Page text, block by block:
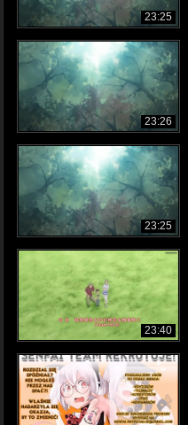
23:25
23:26
23:25
23:40